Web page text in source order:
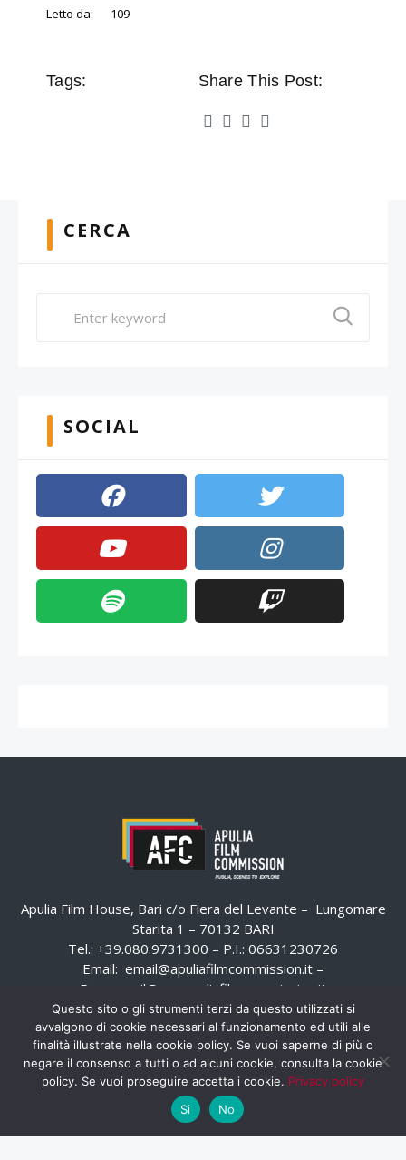
Letto da: 109
Tags: Share This Post:
CERCA
SOCIAL
Apulia Film House, Bari c/o Fiera del Levante – Lungomare
Starita 1 – 70132 BARI
Tel.: +39.080.9731300 – P.I.: 06631230726
Email: email@apuliafilmcommission.it –
Pec:
email@pec.apuliafilmcommission.it
Questo sito o gli strumenti terzi da questo utilizzati si
avvalgono di cookie necessari al funzionamento ed utili alle
finalità illustrate nella cookie policy. Se vuoi saperne di più o
negare il consenso a tutti o ad alcuni cookie, consulta la cookie
policy. Se vuoi proseguire accetta i cookie. Privacy policy
Si
No